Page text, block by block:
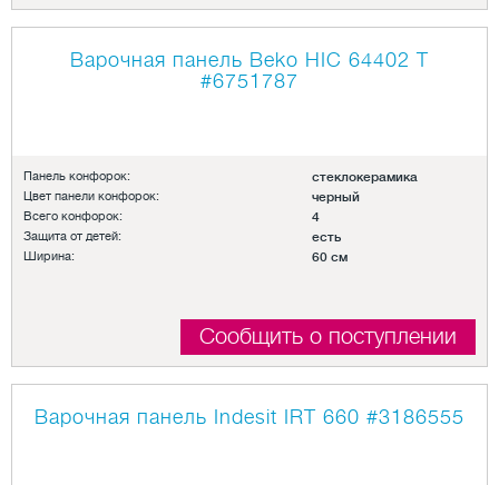
Варочная панель Beko HIC 64402 T
#6751787
Панель конфорок: стеклокерамика
Цвет панели конфорок: черный
Всего конфорок: 4
Защита от детей: есть
Ширина: 60 см
Сообщить о поступлении
Варочная панель Indesit IRT 660 #3186555